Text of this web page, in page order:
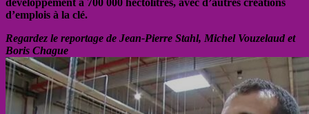
d’emplois à la clé.
Regardez le reportage de Jean-Pierre Stahl, Michel Vouzelaud et
Boris Chague